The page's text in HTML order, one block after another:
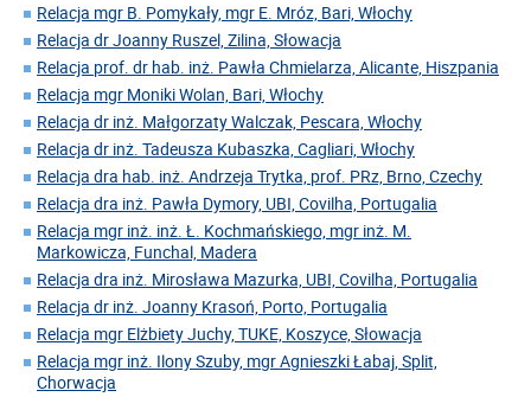
Relacja mgr B. Pomykały, mgr E. Mróz, Bari, Włochy
Relacja dr Joanny Ruszel, Zilina, Słowacja
Relacja prof. dr hab. inż. Pawła Chmielarza, Alicante, Hiszpania
Relacja mgr Moniki Wolan, Bari, Włochy
Relacja dr inż. Małgorzaty Walczak, Pescara, Włochy
Relacja dr inż. Tadeusza Kubaszka, Cagliari, Włochy
Relacja dra hab. inż. Andrzeja Trytka, prof. PRz, Brno, Czechy
Relacja dra inż. Pawła Dymory, UBI, Covilha, Portugalia
Relacja mgr inż. inż. Ł. Kochmańskiego, mgr inż. M.
Markowicza, Funchal, Madera
Relacja dra inż. Mirosława Mazurka, UBI, Covilha, Portugalia
Relacja dr inż. Joanny Krasoń, Porto, Portugalia
Relacja mgr Elżbiety Juchy, TUKE, Koszyce, Słowacja
Relacja mgr inż. Ilony Szuby, mgr Agnieszki Łabaj, Split,
Chorwacja